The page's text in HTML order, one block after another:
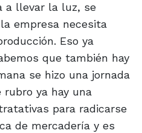
a llevar la luz, se
empresa necesita
Eso ya
que también hay
se hizo una jornada
rubro ya hay una
para radicarse
de mercadería y es